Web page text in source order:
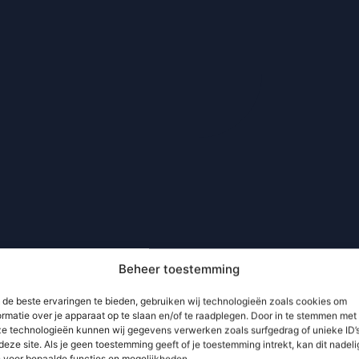
Beheer toestemming
de beste ervaringen te bieden, gebruiken wij technologieën zoals cookies om
over je apparaat op te slaan en/of te raadplegen. Door in te stemmen met
technologieën kunnen wij gegevens verwerken zoals surfgedrag of unieke
site. Als je geen toestemming geeft of je toestemming intrekt, kan dit